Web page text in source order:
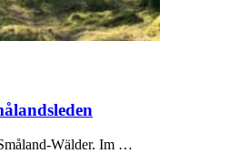
Wälder. Im …